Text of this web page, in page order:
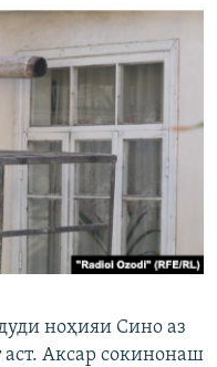
ноҳияи Сино аз
Аксар сокинонаш